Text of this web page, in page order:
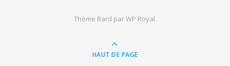
Thème Bard parWP Royal.
HAUT DE PAGE